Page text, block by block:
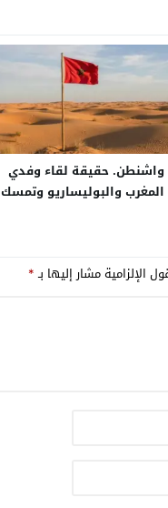
واشنطن. حقيقة لقاء وفدي
المغرب والبوليساريو وتمسك
الإلزامية مشار إليها بـ*